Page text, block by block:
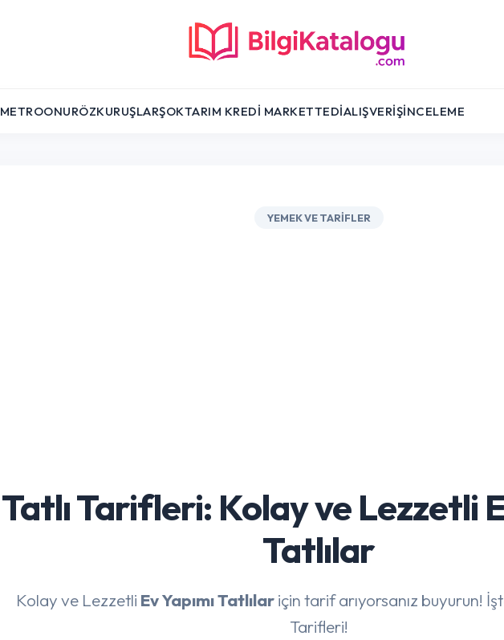
METROONURÖZKURUŞLARŞOKTARIM KREDI MARKETTEDIALIŞVERIŞİNCELEME
YEMEK VE TARIFLER
Tatlı Tarifleri: Kolay ve Lezzetli
Tatlılar
Kolay ve Lezzetli Ev Yapımı Tatlılariçin tarif arıyorsanız buyurun!
Tarifleri!